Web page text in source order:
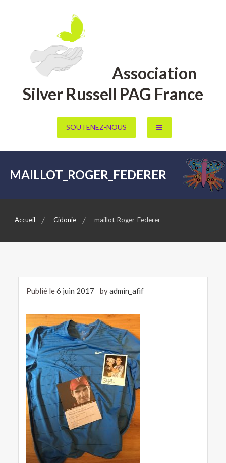
Association
Silver Russell PAG France
SOUTENEZ-NOUS
MAILLOT_ROGER_FEDERER
Accueil Cidonie maillot_Roger_Federer
Publié le6 juin 2017 byadmin_afif